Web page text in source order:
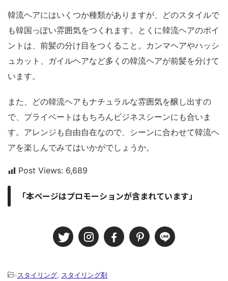
韓流ヘアにはいくつか種類がありますが、どのスタイルで
も韓国っぽい雰囲気をつくれます。とくに韓流ヘアのポイ
ントは、前髪の分け目をつくること。カンマヘアやハッシ
ュカット、ガイルヘアなど多くの韓流ヘアが前髪を分けて
います。
また、どの韓流ヘアもナチュラルな雰囲気を醸し出すの
で、プライベートはもちろんビジネスシーンにも合いま
す。アレンジも自由自在なので、シーンに合わせて韓流ヘ
アを楽しんでみてはいかがでしょうか。
Post Views: 6,689
「本ページはプロモーションが含まれています」
-スタイリング スタイリング剤